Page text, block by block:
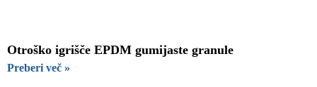
Otroško igrišče EPDM gumijaste granule
Preberi več »